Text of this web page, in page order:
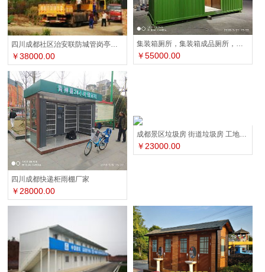
四川成都社区治安联防城管岗亭厂家
￥38000.00
集装箱厕所，集装箱成品厕所，集装箱环保厕所，四川成都雷天顺
￥55000.00
四川成都快递柜雨棚厂家
￥28000.00
成都景区垃圾房 街道垃圾房 工地垃圾房
￥23000.00